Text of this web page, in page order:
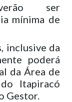
ser
mínima de
inclusive da
poderá
da Área de
Itapiracó
Gestor.